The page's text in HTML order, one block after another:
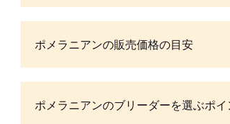
ポメラニアンの販売価格の目安
ポメラニアンのブリーダーを選ぶポイ